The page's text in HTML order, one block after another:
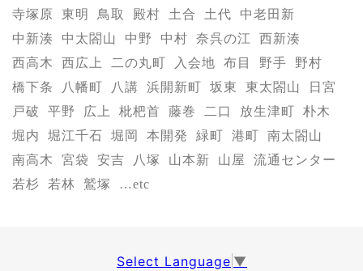
寺塚原
東明 鳥取 殿村 土合 土代
中老田新
中新湊
中太閤山 中野 中村 奈呉の江
西新湊
西高木
西広上 二の丸町 入会地 布目 野手
野村
橋下条
八幡町 八講 浜開新町 坂東 東太閤山
日宮
戸破
平野 広上 枇杷首 藤巻 二口 放生津町
朴木
堀内
堀江千石 堀岡 本開発 緑町 港町
南太閤山
南高木
宮袋 安吉 八塚 山本新 山屋
流通センター
若杉
若林 鷲塚 …etc
Select Language ▼